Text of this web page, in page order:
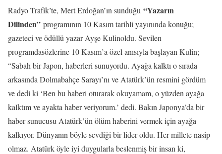
Radyo Trafik’te, Mert Erdoğan’ın sunduğu “Yazarın
Dilinden” programının 10 Kasım tarihli yayınında konuğu;
gazeteci ve ödüllü yazar Ayşe Kulinoldu. Sevilen
programdasözlerine 10 Kasım’a özel anısıyla başlayan Kulin;
“Sabah bir Japon, haberleri sunuyordu. Ayağa kalktı o sırada
arkasında Dolmabahçe Sarayı’nı ve Atatürk’ün resmini gördüm
ve dedi ki ‘Ben bu haberi oturarak okuyamam, o yüzden ayağa
kalktım ve ayakta haber veriyorum.’ dedi. Bakın Japonya’da bir
haber sunucusu Atatürk’ün ölüm haberini vermek için ayağa
kalkıyor. Dünyanın böyle sevdiği bir lider oldu. Her millete nasip
olmaz. Atatürk öyle iyi duygularla beslenmiş bir insan ki,